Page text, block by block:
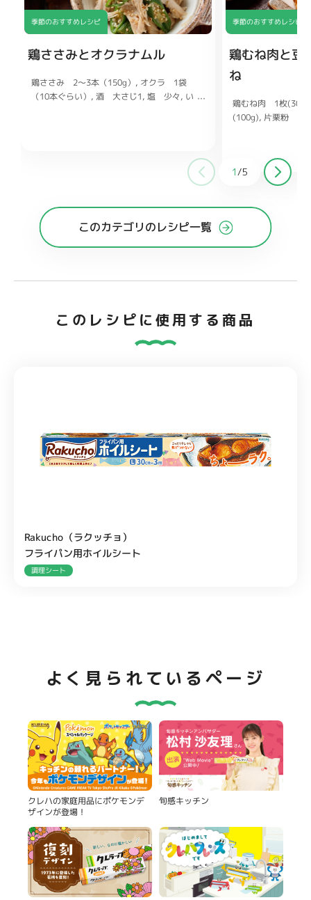
季節のおすすめレシピ
鶏ささみとオクラナムル
鶏ささみ 2〜3本（150g） オクラ 1袋
（10本ぐらい） 酒 大さじ1 塩 少々 い
季節のおすすめレシピ
鶏むね肉と豆
ね
鶏むね肉 1枚
(100g) 片栗粉 大
酒 大さじ
糖 大さじ1 オイ
1/5
このカテゴリのレシピ一覧
このレシピに使用する商品
Rakucho（ラクッチョ）
フライパン用ホイルシート
調理シート
よく見られているページ
クレハの家庭用品にポケモンデ
ザインが登場！
旬感キッチン